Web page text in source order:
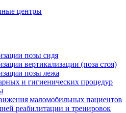
центры
позы сидя
вертикализации (поза стоя)
позы лежа
и гигиенических процедур
маломобильных пациентов
реабилитации и тренировок